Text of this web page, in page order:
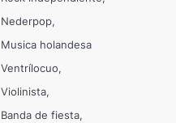
Nederpop
Musica holandesa
Ventrílocuo
Violinista
Banda de fiesta